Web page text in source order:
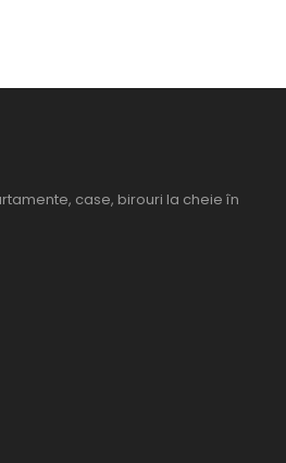
case, birouri la cheie în